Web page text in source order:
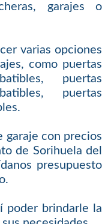
garajes o
varias opciones
como puertas
puertas
puertas
garaje con precios
de Sorihuela del
presupuesto
poder brindarle la